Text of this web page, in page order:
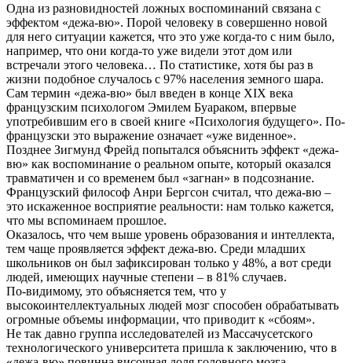
Одна из разновидностей ложных воспоминаний связана с
эффектом «дежа-вю». Порой человеку в совершенно новой
для него ситуации кажется, что это уже когда-то с ним было,
например, что они когда-то уже видели этот дом или
встречали этого человека… По статистике, хотя бы раз в
жизни подобное случалось с 97% населения земного шара.
Сам термин «дежа-вю» был введен в конце XIX века
французским психологом Эмилем Буараком, впервые
употребившим его в своей книге «Психология будущего». По-
французски это выражение означает «уже виденное».
Позднее Зигмунд Фрейд попытался объяснить эффект «дежа-
вю» как воспоминание о реальном опыте, который оказался
травматичен и со временем был «загнан» в подсознание.
Французский философ Анри Бергсон считал, что дежа-вю –
это искаженное восприятие реальности: нам только кажется,
что мы вспоминаем прошлое.
Оказалось, что чем выше уровень образования и интеллекта,
тем чаще проявляется эффект дежа-вю. Среди младших
школьников он был зафиксирован только у 48%, а вот среди
людей, имеющих научные степени – в 81% случаев.
По-видимому, это объясняется тем, что у
высокоинтеллектуальных людей мозг способен обрабатывать
огромные объемы информации, что приводит к «сбоям».
Не так давно группа исследователей из Массачусетского
технологического университета пришла к заключению, что в